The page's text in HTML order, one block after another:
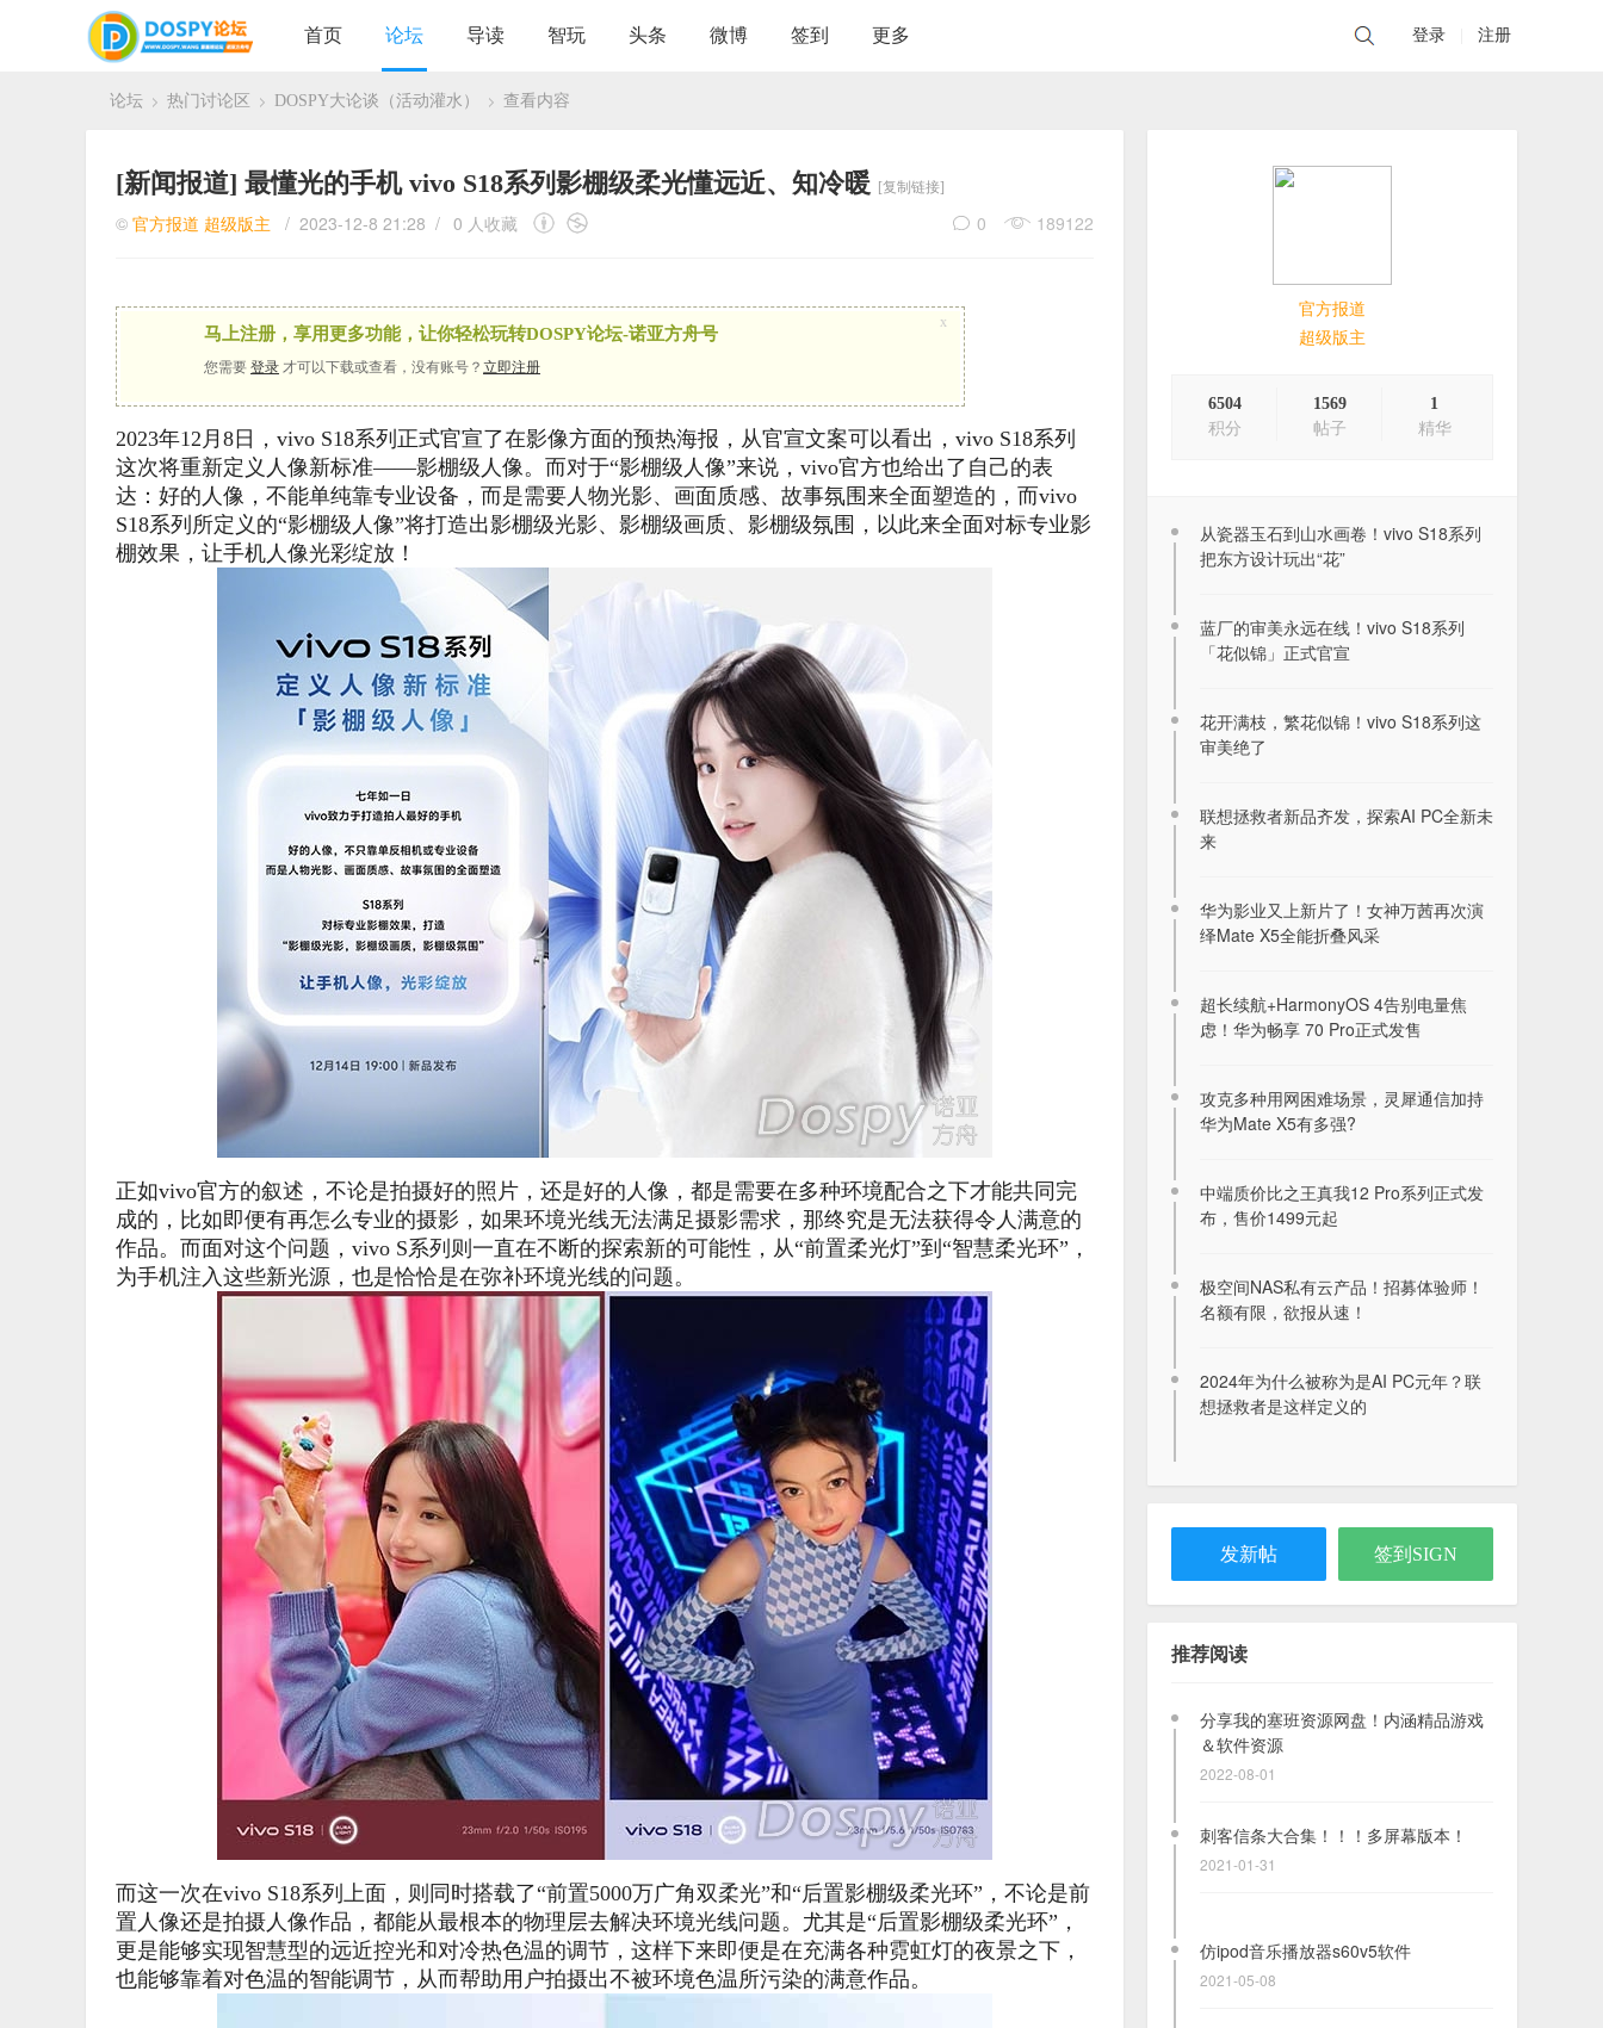
首页 论坛 导读 智玩 头条 微博 签到 更多 登录 注册
论坛 热门讨论区 DOSPY大论谈（活动灌水） 查看内容
官方报道
超级版主
6504
积分
1569
帖子
1
精华
从瓷器玉石到山水画卷！vivo S18系列
把东方设计玩出“花”
蓝厂的审美永远在线！vivo S18系列
「花似锦」正式官宣
花开满枝，繁花似锦！vivo S18系列这
审美绝了
联想拯救者新品齐发，探索AI PC全新未
来
华为影业又上新片了！女神万茜再次演
绎Mate X5全能折叠风采
超长续航+HarmonyOS 4告别电量焦
虑！华为畅享 70 Pro正式发售
攻克多种用网困难场景，灵犀通信加持
华为Mate X5有多强?
中端质价比之王真我12 Pro系列正式发
布，售价1499元起
极空间NAS私有云产品！招募体验师！
名额有限，欲报从速！
2024年为什么被称为是AI PC元年？联
想拯救者是这样定义的
发新帖 签到SIGN
推荐阅读
2026-08-09
网盘资源更新
2022-10-08
2025-01-22
分享我的塞班资源网盘！内涵精品游戏
2022-08-01
刺客信条大合集！！！多屏幕版本！
2021-01-31
仿ipod音乐播放器s60v5软件
2021-05-08
调研一下各位想在塞班上看的视频类型
2023-05-26
[新闻报道] 最懂光的手机 vivo S18系列影棚级柔光懂远近、知冷暖 [复制链接]
© 官方报道 超级版主 / 2023-12-8 21:28 / 0 人收藏 189122
0
马上注册，享用更多功能，让你轻松玩转DOSPY论坛-诺亚方舟号
您需要 登录 才可以下载或查看，没有账号？ 立即注册
x
2023年12月8日，vivo S18系列正式官宣了在影像方面的预热海报，从官宣文案可以看出，vivo S18系列
这次将重新定义人像新标准——影棚级人像。而对于“影棚级人像”来说，vivo官方也给出了自己的表
达：好的人像，不能单纯靠专业设备，而是需要人物光影、画面质感、故事氛围来全面塑造的，而vivo
S18系列所定义的“影棚级人像”将打造出影棚级光影、影棚级画质、影棚级氛围，以此来全面对标专业影
棚效果，让手机人像光彩绽放！
正如vivo官方的叙述，不论是拍摄好的照片，还是好的人像，都是需要在多种环境配合之下才能共同完
成的，比如即便有再怎么专业的摄影，如果环境光线无法满足摄影需求，那终究是无法获得令人满意的
作品。而面对这个问题，vivo S系列则一直在不断的探索新的可能性，从“前置柔光灯”到“智慧柔光环”，
为手机注入这些新光源，也是恰恰是在弥补环境光线的问题。
而这一次在vivo S18系列上面，则同时搭载了“前置5000万广角双柔光”和“后置影棚级柔光环”，不论是前
置人像还是拍摄人像作品，都能从最根本的物理层去解决环境光线问题。尤其是“后置影棚级柔光环”，
更是能够实现智慧型的远近控光和对冷热色温的调节，这样下来即便是在充满各种霓虹灯的夜景之下，
也能够靠着对色温的智能调节，从而帮助用户拍摄出不被环境色温所污染的满意作品。